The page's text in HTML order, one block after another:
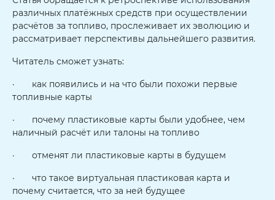
различных платёжных средств при осуществлении
расчётов за топливо, прослеживает их эволюцию и
рассматривает перспективы дальнейшего развития.
Читатель сможет узнать:
· как появились и на что были похожи первые
топливные карты
· почему пластиковые карты были удобнее, чем
наличный расчёт или талоны на топливо
· отменят ли пластиковые карты в будущем
· что такое виртуальная пластиковая карта и
почему считается, что за ней будущее